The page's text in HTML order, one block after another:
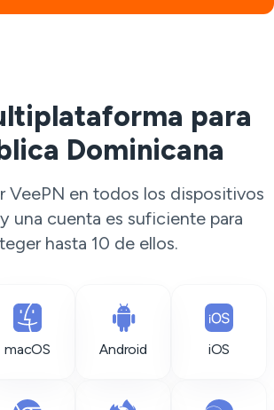
para
Dominicana
VeePN en todos los dispositivos
una cuenta es suficiente para
hasta 10 de ellos.
macOS Android iOS